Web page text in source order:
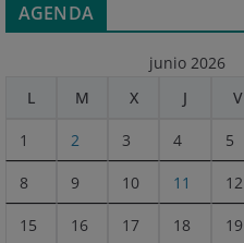
AGENDA
junio 2026
L
M X J V
1 2 3 4 5
8 9 10 11 12
15 16 17 18 19